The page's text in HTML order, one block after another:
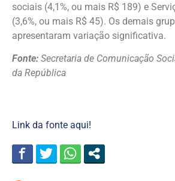
sociais (4,1%, ou mais R$ 189) e
(3,6%, ou mais R$ 45). Os demais
apresentaram variação significativa.
Fonte: Secretaria de Comunicação
da República
Link da fonte aqui!